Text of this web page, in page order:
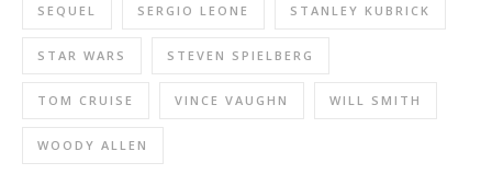
SEQUEL SERGIO LEONE STANLEY KUBRICK
STAR WARS STEVEN SPIELBERG
TOM CRUISE VINCE VAUGHN WILL SMITH
WOODY ALLEN